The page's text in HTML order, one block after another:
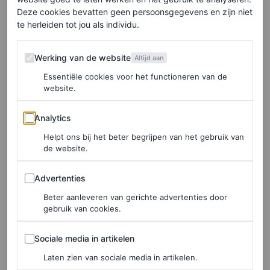
Goede doelen om te
steunen
Hieronder volgen enkele organisaties waaraan je kunt
doneren om de mensen te helpen die onder hongersnood
lijden in Gaza.
Medical Aid for Palestinians
Sinds het uitbreken van de oorlog biedt
Palestiniansessentiële medische hulp aan mensen in
nood in Gaza. De liefdadigheidsinstelling zet zich in om
de gezondheidszorg in grote instellingen, waaronder het
Nasser-ziekenhuis en het Al Shifa-ziekenhuis, te
Deze cookies bevatten geen persoonsgegevens en zijn niet
te herleiden tot jou als individu.
Werking van de website
Werking van de website Altijd aan
Essentiële cookies voor het functioneren van de
website.
Analytics
Analytics
Helpt ons bij het beter begrijpen van het gebruik van
de website.
Advertenties
Advertenties
Beter aanleveren van gerichte advertenties door
gebruik van cookies.
Sociale media in artikelen
Sociale media in artikelen
Laten zien van sociale media in artikelen.